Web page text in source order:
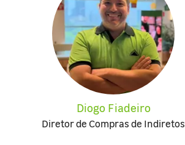
Diogo Fiadeiro
Diretor de Compras de Indiretos